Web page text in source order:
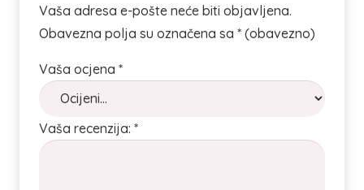
Vaša adresa e-pošte neće biti objavljena.
Obavezna polja su označena sa * (obavezno)
Vaša ocjena *
Vaša recenzija: *